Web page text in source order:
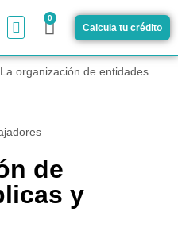
0
Calcula tu crédito
organización de entidades
de
y